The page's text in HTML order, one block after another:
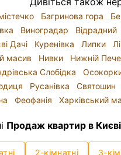
Багринова гора
Виноградар Відрадний
Дачі
Куренівка Липки
масив
Нивки Нижній
Слобідка
Русанівка Святошин
Феофанія Харківський
Продаж квартир в Києві
2-кімнатні 3-